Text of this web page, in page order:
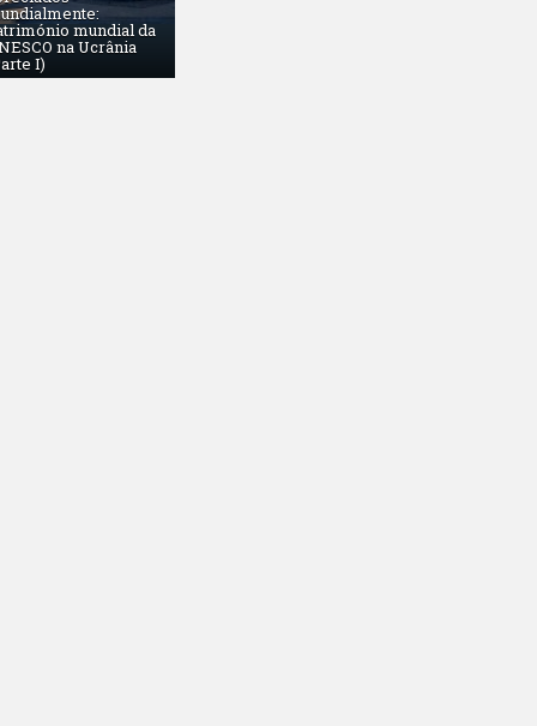
mundial da
na Ucrânia
I)